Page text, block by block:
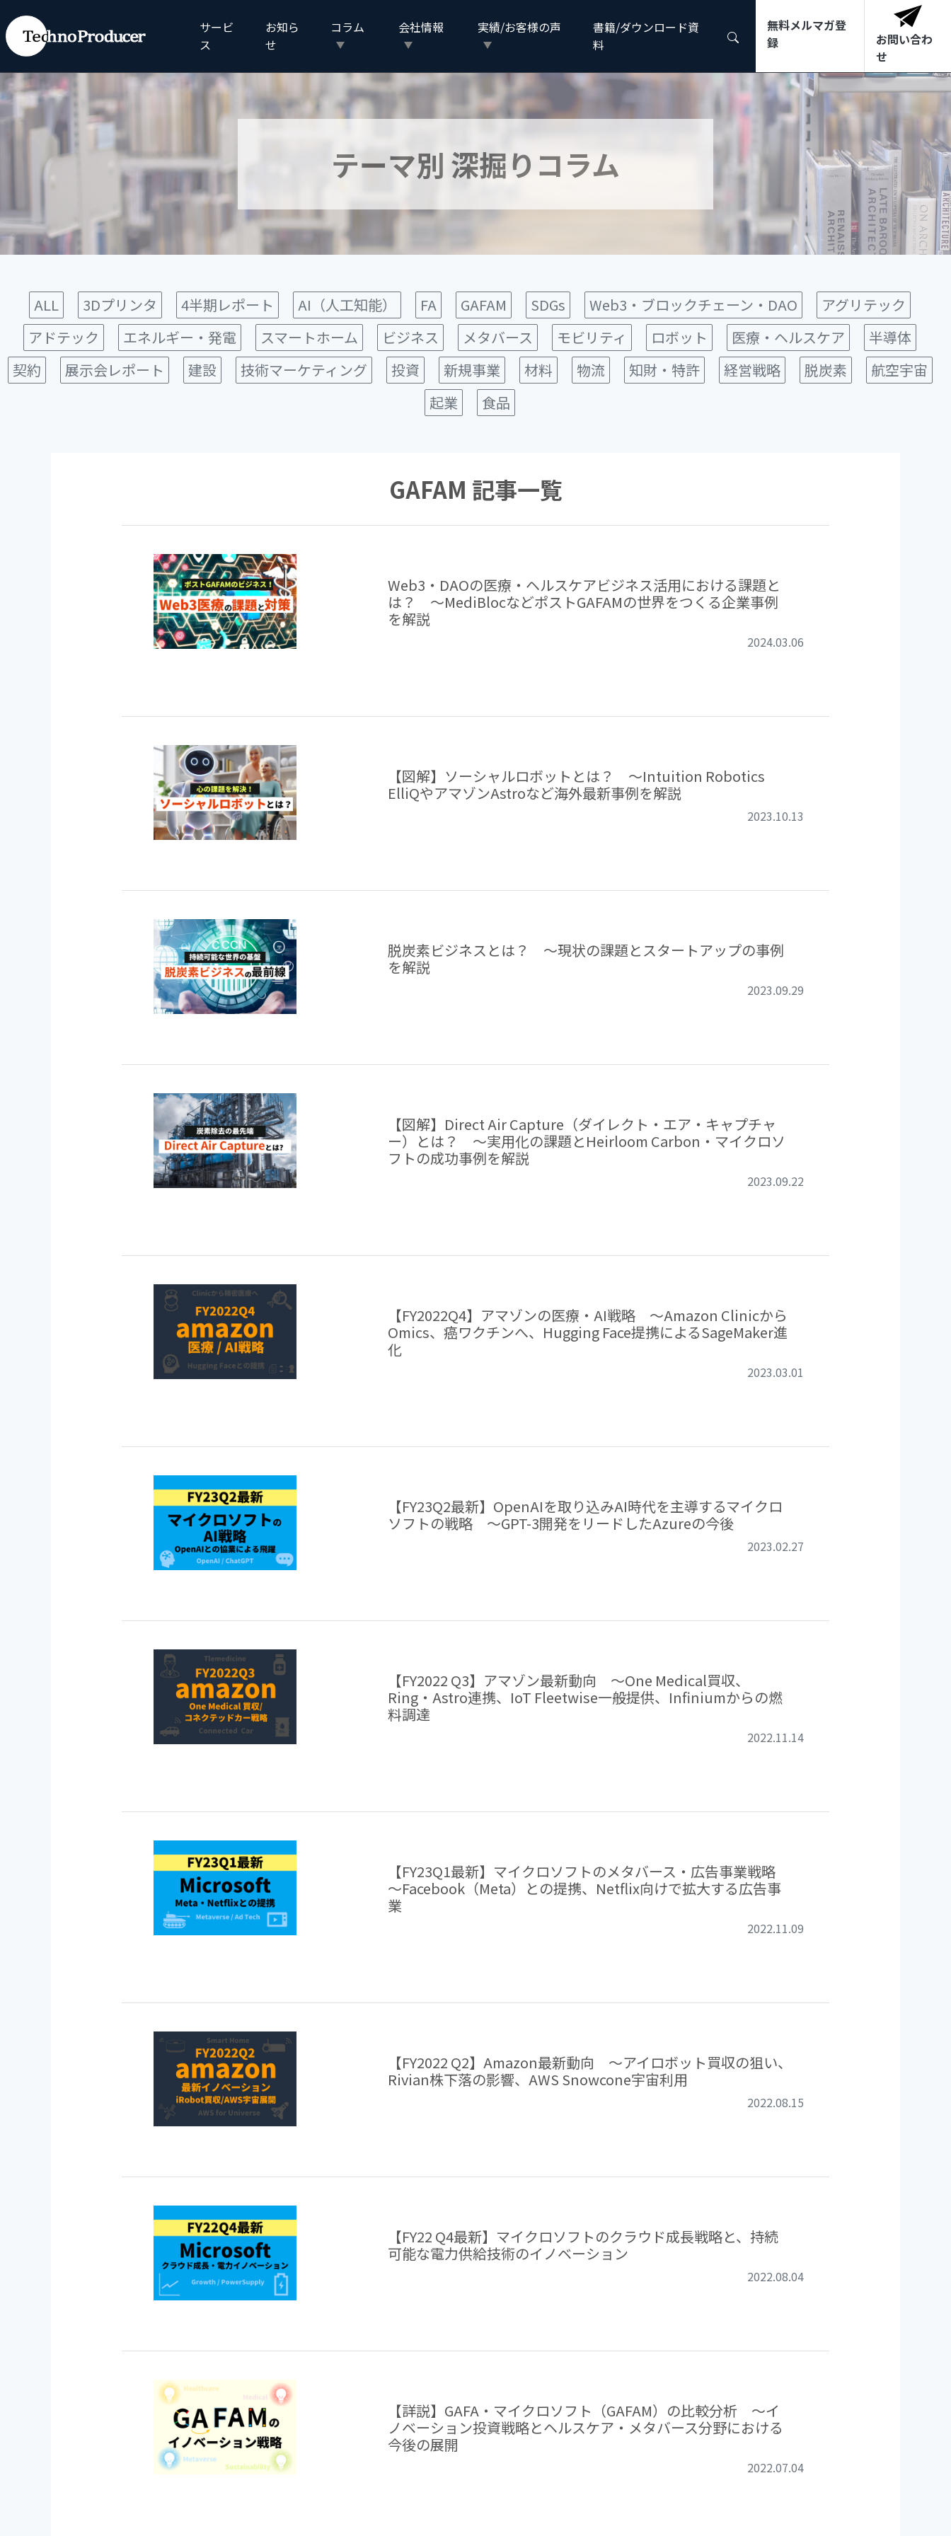
サービ
ス
お知ら
せ
コラム 会社情報 実績/お客様の声
書籍/ダウンロード資
料
無料メルマガ登
録
お問い合わ
せ
テーマ別 深掘りコラム
ALL 3Dプリンタ 4半期レポート AI（人工知能） FA GAFAM SDGs Web3・ブロックチェーン・DAO
アグリテック
アドテック
エネルギー・発電 スマートホーム ビジネス メタバース モビリティ ロボット 医療・ヘルスケア
半導体
契約
展示会レポート 建設 技術マーケティング 投資 新規事業 材料 物流 知財・特許 経営戦略 脱炭素
航空宇宙
起業
食品
GAFAM 記事一覧
Web3・DAOの医療・ヘルスケアビジネス活用における課題と
は？ ～MediBlocなどポストGAFAMの世界をつくる企業事例
を解説
2024.03.06
【図解】ソーシャルロボットとは？ ～Intuition Robotics
ElliQやアマゾンAstroなど海外最新事例を解説
2023.10.13
脱炭素ビジネスとは？ ～現状の課題とスタートアップの事例
を解説
2023.09.29
【図解】Direct Air Capture（ダイレクト・エア・キャプチャ
ー）とは？ ～実用化の課題とHeirloom Carbon・マイクロソ
フトの成功事例を解説
2023.09.22
【FY2022Q4】アマゾンの医療・AI戦略 ～Amazon Clinicから
Omics、癌ワクチンへ、Hugging Face提携によるSageMaker進
化
2023.03.01
【FY23Q2最新】OpenAIを取り込みAI時代を主導するマイクロ
ソフトの戦略 ～GPT-3開発をリードしたAzureの今後
2023.02.27
【FY2022 Q3】アマゾン最新動向 ～One Medical買収、
Ring・Astro連携、IoT Fleetwise一般提供、Infiniumからの燃
料調達
2022.11.14
【FY23Q1最新】マイクロソフトのメタバース・広告事業戦略
～Facebook（Meta）との提携、Netflix向けで拡大する広告事
業
2022.11.09
【FY2022 Q2】Amazon最新動向 ～アイロボット買収の狙い、
Rivian株下落の影響、AWS Snowcone宇宙利用
2022.08.15
【FY22 Q4最新】マイクロソフトのクラウド成長戦略と、持続
可能な電力供給技術のイノベーション
2022.08.04
【詳説】GAFA・マイクロソフト（GAFAM）の比較分析 ～イ
ノベーション投資戦略とヘルスケア・メタバース分野における
今後の展開
2022.07.04